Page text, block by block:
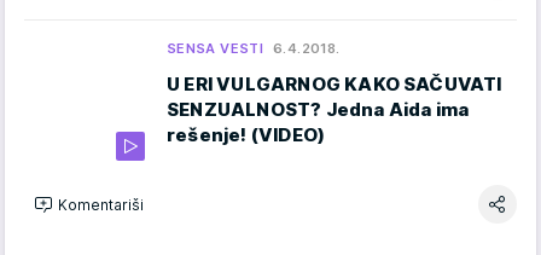
SENSA VESTI 6.4.2018.
U ERI VULGARNOG KAKO SAČUVATI
SENZUALNOST? Jedna Aida ima
rešenje! (VIDEO)
Komentariši